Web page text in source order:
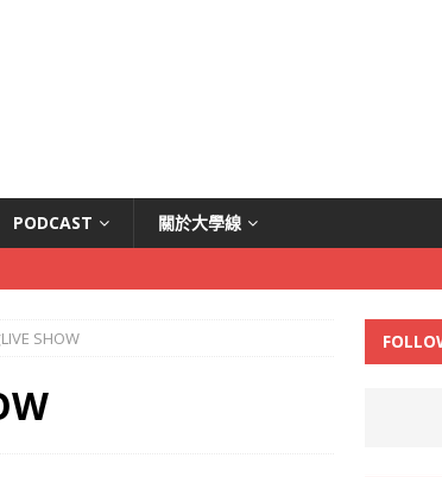
PODCAST 關於大學線
SHOW